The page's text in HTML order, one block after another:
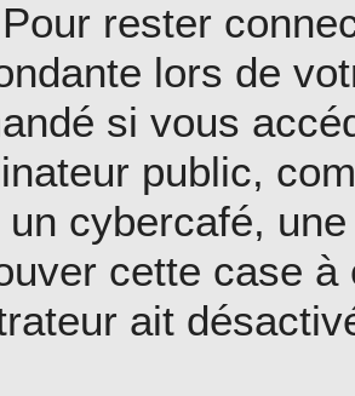
Pour rester
lors de
si vous
public,
cybercafé,
cette case à
ait